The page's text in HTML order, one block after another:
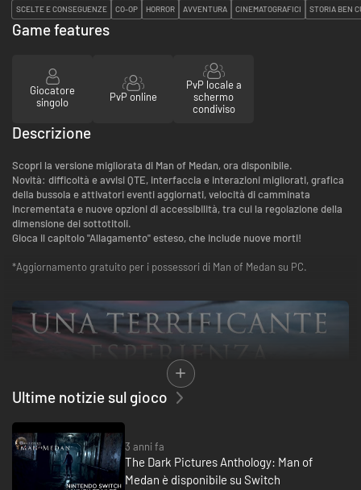
SCELTE E CONSEGUENZE CO-OP HORROR AVVENTURA CINEMATOGRAFICI STORIA BEN
Game features
Giocatore
singolo
PvP online
PvP locale a
schermo
condiviso
Descrizione
Scopri la versione migliorata di Man of Medan, ora disponibile.
Novità: difficoltà e avvisi QTE, interfaccia e interazioni migliorati, grafica
della bussola e attivatori eventi aggiornati, velocità di camminata
incrementata e nuove opzioni di accessibilità, tra cui la regolazione della
dimensione dei sottotitoli.
Gioca il capitolo "Allagamento" esteso, che include nuove morti!
*Aggiornamento gratuito per i possessori di Man of Medan su PC.
L'antologia di The Dark Pictures è una serie di giochi horror indipendenti.
In Man of Medan, cinque amici partono per una vacanza in barca. Dopo
una tempesta, tuttavia, un evento sinistro li sorprende.
Una nuova e terrificante esperienza!
Ultime notizie sul gioco
3 anni fa
The Dark Pictures Anthology: Man of
Medan è disponibile su Switch